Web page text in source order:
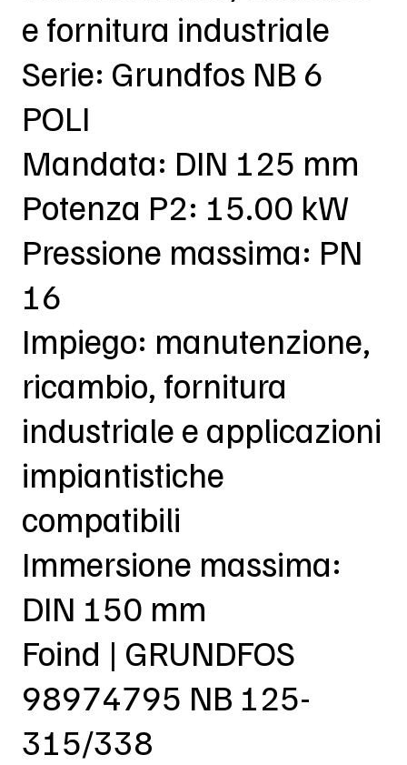
e fornitura industriale
Serie: Grundfos NB 6
POLI
Mandata: DIN 125 mm
Potenza P2: 15.00 kW
Pressione massima: PN
16
Impiego: manutenzione,
ricambio, fornitura
industriale e applicazioni
impiantistiche
compatibili
Immersione massima:
DIN 150 mm
Foind | GRUNDFOS
98974795 NB 125-
315/338